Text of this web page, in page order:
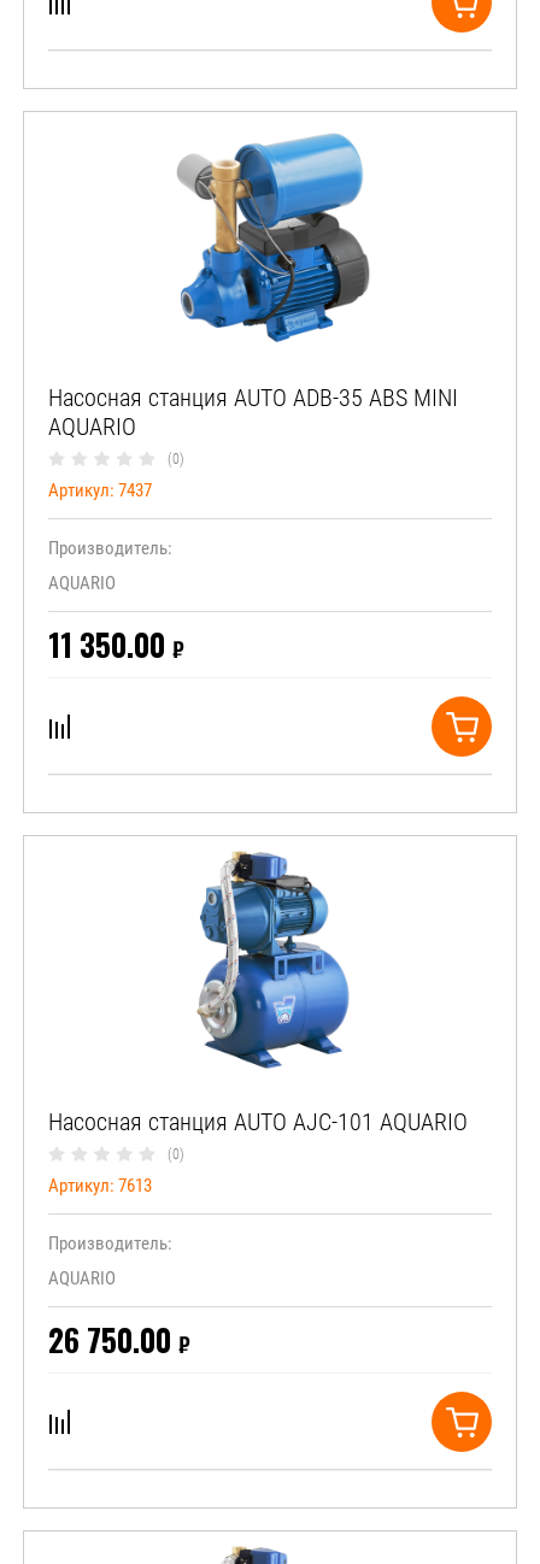
Насосная станция AUTO ADB-35 ABS MINI
AQUARIO
(0)
Артикул: 7437
Производитель:
AQUARIO
11 350.00 ₽
Насосная станция AUTO AJC-101 AQUARIO
(0)
Артикул: 7613
Производитель:
AQUARIO
26 750.00 ₽